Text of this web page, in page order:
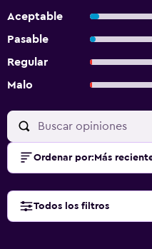
Aceptable
Pasable
Regular
Malo
Ordenar por: Más
Todos los filtros